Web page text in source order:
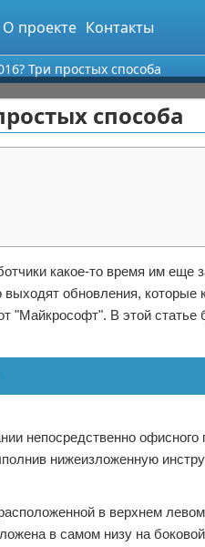
О проекте Контакты
Три простых способа
способа
какое-то время им еще
обновления,
В этой статье
непосредственно офисного
нижеизложенную
в верхнем левом
в самом низу на